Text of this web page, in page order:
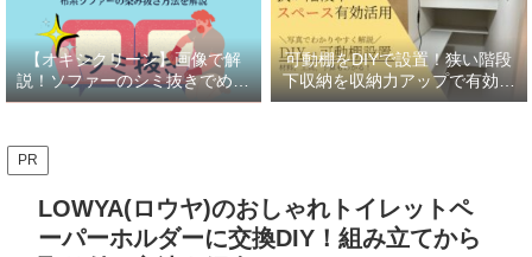
【オキシクリーン】画像で解
説！ソファーのシミ抜きでめっ
ちゃ綺麗に！！
可動棚をDIYで設置！狭い階段
下収納を収納力アップで有効活
用
PR
LOWYA(ロウヤ)のおしゃれトイレットペ
ーパーホルダーに交換DIY！組み立てから